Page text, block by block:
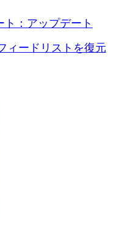
：アップデート
ィードリストを復元